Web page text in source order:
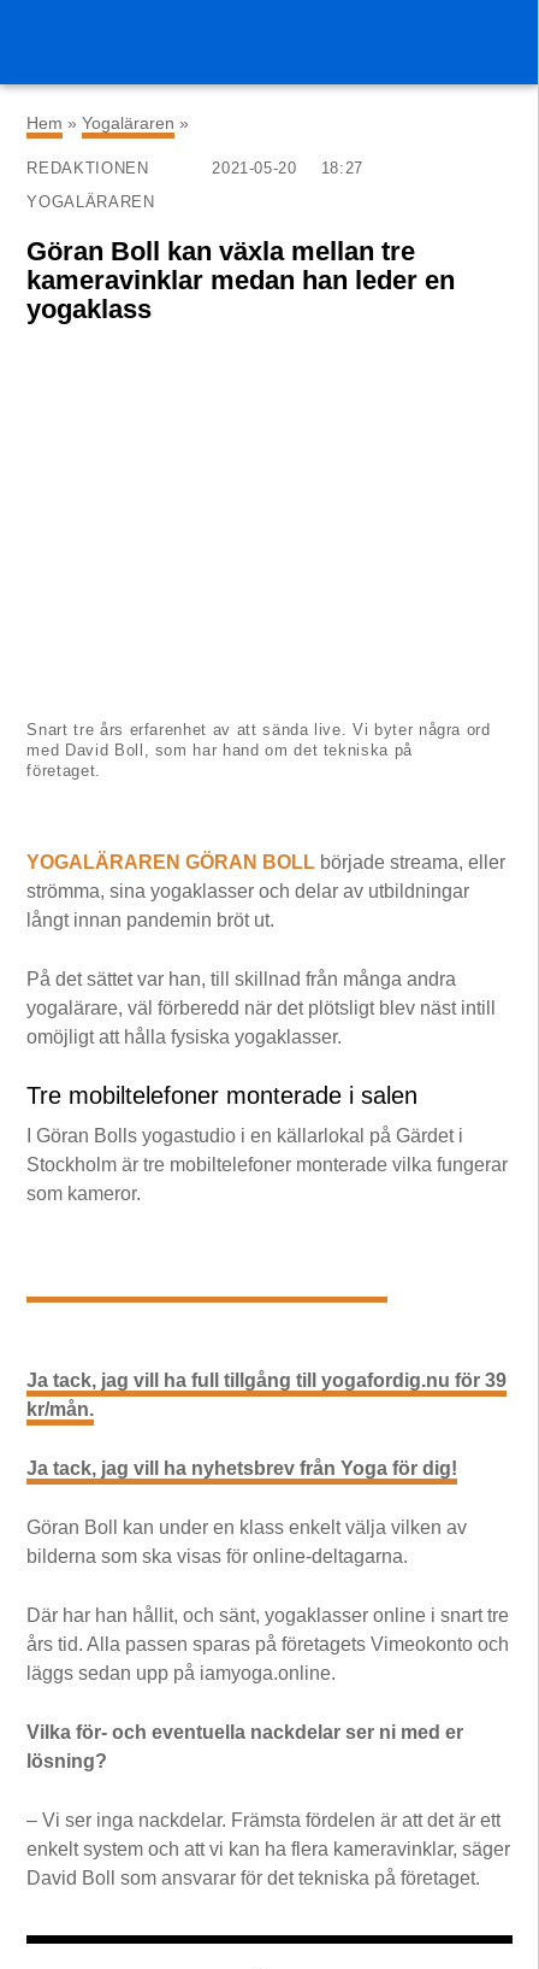
Hem »Yogaläraren »
REDAKTIONEN 2021-05-20
18:27
YOGALÄRAREN
Göran Boll kan växla mellan tre
kameravinklar medan han leder en
yogaklass
Snart tre års erfarenhet av att sända live. Vi byter några ord
med David Boll, som har hand om det tekniska på
företaget.
YOGALÄRAREN GÖRAN BOLL började streama, eller
strömma, sina yogaklasser och delar av utbildningar
långt innan pandemin bröt ut.
På det sättet var han, till skillnad från många andra
yogalärare, väl förberedd när det plötsligt blev näst intill
omöjligt att hålla fysiska yogaklasser.
Tre mobiltelefoner monterade i salen
I Göran Bolls yogastudio i en källarlokal på Gärdet i
Stockholm är tre mobiltelefoner monterade vilka fungerar
som kameror.
Ja tack, jag vill ha full tillgång till yogafordig.nu för 39
kr/mån.
Ja tack, jag vill ha nyhetsbrev från Yoga för dig!
Göran Boll kan under en klass enkelt välja vilken av
bilderna som ska visas för online-deltagarna.
Där har han hållit, och sänt, yogaklasser online i snart tre
års tid. Alla passen sparas på företagets Vimeokonto och
läggs sedan upp på iamyoga.online.
Vilka för- och eventuella nackdelar ser ni med er
lösning?
– Vi ser inga nackdelar. Främsta fördelen är att det är ett
enkelt system och att vi kan ha flera kameravinklar, säger
David Boll som ansvarar för det tekniska på företaget.